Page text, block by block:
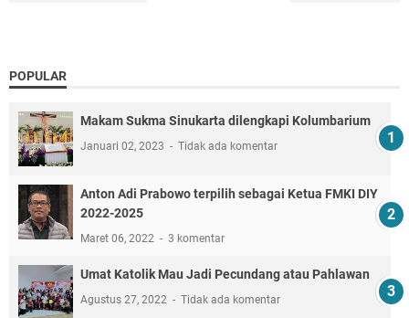
POPULAR
Makam Sukma Sinukarta dilengkapi Kolumbarium
Januari 02, 2023 Tidak ada komentar
Anton Adi Prabowo terpilih sebagai Ketua FMKI DIY
2022-2025
Maret 06, 2022 3 komentar
Umat Katolik Mau Jadi Pecundang atau Pahlawan
Agustus 27, 2022 Tidak ada komentar